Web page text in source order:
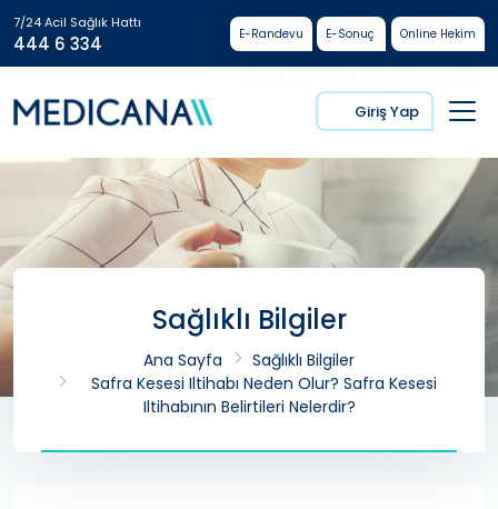
7/24 Acil Sağlık Hattı
444 6 334 E-Randevu E-Sonuç Online Hekim
Giriş Yap
Sağlıklı Bilgiler
Ana Sayfa
Sağlıklı Bilgiler
Safra Kesesi Iltihabı Neden Olur? Safra Kesesi
Iltihabının Belirtileri Nelerdir?